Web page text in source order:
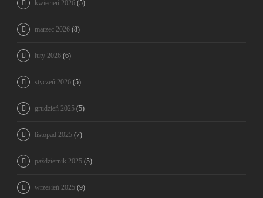
kwiecień 2026 (5)
marzec 2026 (8)
luty 2026 (6)
styczeń 2026 (5)
grudzień 2025 (5)
listopad 2025 (7)
październik 2025 (5)
wrzesień 2025 (9)